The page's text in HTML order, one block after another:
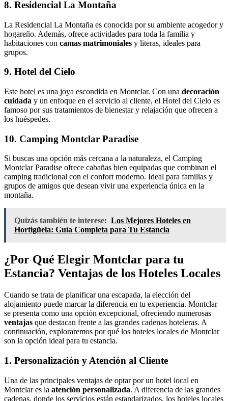
8. Residencial La Montaña
La Residencial La Montaña es conocida por su ambiente acogedor y
hogareño. Además, ofrece actividades para toda la familia y
habitaciones con camas matrimoniales y literas, ideales para
grupos.
9. Hotel del Cielo
Este hotel es una joya escondida en Montclar. Con una decoración
cuidada y un enfoque en el servicio al cliente, el Hotel del Cielo es
famoso por sus tratamientos de bienestar y relajación que ofrecen a
los huéspedes.
10. Camping Montclar Paradise
Si buscas una opción más cercana a la naturaleza, el Camping
Montclar Paradise ofrece cabañas bien equipadas que combinan el
camping tradicional con el confort moderno. Ideal para familias y
grupos de amigos que desean vivir una experiencia única en la
montaña.
Quizás también te interese: Los Mejores Hoteles en
Hortigüela: Guía Completa para Tu Estancia
¿Por Qué Elegir Montclar para tu
Estancia? Ventajas de los Hoteles Locales
Cuando se trata de planificar una escapada, la elección del
alojamiento puede marcar la diferencia en tu experiencia. Montclar
se presenta como una opción excepcional, ofreciendo numerosas
ventajas que destacan frente a las grandes cadenas hoteleras. A
continuación, exploraremos por qué los hoteles locales de Montclar
son la opción ideal para tu estancia.
1. Personalización y Atención al Cliente
Una de las principales ventajas de optar por un hotel local en
Montclar es la atención personalizada. A diferencia de las grandes
cadenas, donde los servicios están estandarizados, los hoteles locales